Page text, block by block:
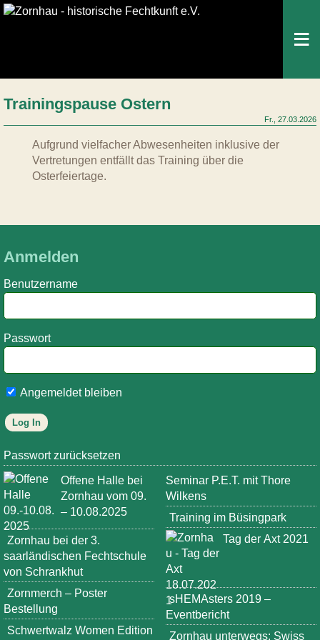
Der Verein Training Mitmachen
Fachartikel Media Downloads
News
Trainingspause Ostern
Fr., 27.03.2026
Aufgrund vielfacher Abwesenheiten inklusive der
Vertretungen entfällt das Training über die
Osterfeiertage.
Anmelden
Benutzername
Passwort
Angemeldet bleiben
Passwort zurücksetzen
Offene Halle bei
Zornhau vom 09.
– 10.08.2025
Zornhau bei der 3.
saarländischen Fechtschule
von Schrankhut
Zornmerch – Poster
Bestellung
Schwertwalz Women Edition
Seminar P.E.T. mit Thore
Wilkens
Training im Büsingpark
Tag der Axt 2021
sHEMAsters 2019 –
Eventbericht
Zornhau unterwegs: Swiss